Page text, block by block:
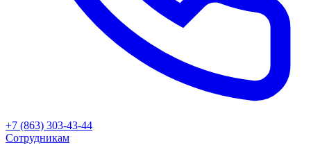
+7 (863) 303-43-44
Сотрудникам